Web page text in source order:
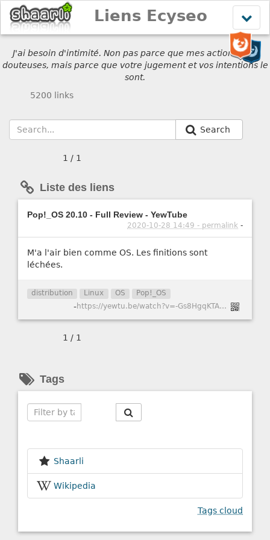
le
menu
Liens Ecyseo
J'ai besoin d'intimité. Non pas parce que mes actions sont
douteuses, mais parce que votre jugement et vos intentions le
sont.
5200 links
Search
1 / 1
Liste des liens
Pop!_OS 20.10 - Full Review - YewTube
2020-10-28 14:49 - permalink -
M'a l'air bien comme OS. Les finitions sont
léchées.
distribution Linux OS Pop!_OS
- https://yewtu.be/watch?v=-Gs8HgqKTAU&autoplay=0&continue=0&dark_mode=true&hl=fr&listen=0&local=1&loop=0&nojs=0&player_style=youtube&quality=dash&thin_mode=false
1 / 1
Tags
Shaarli
Wikipedia
Tags cloud